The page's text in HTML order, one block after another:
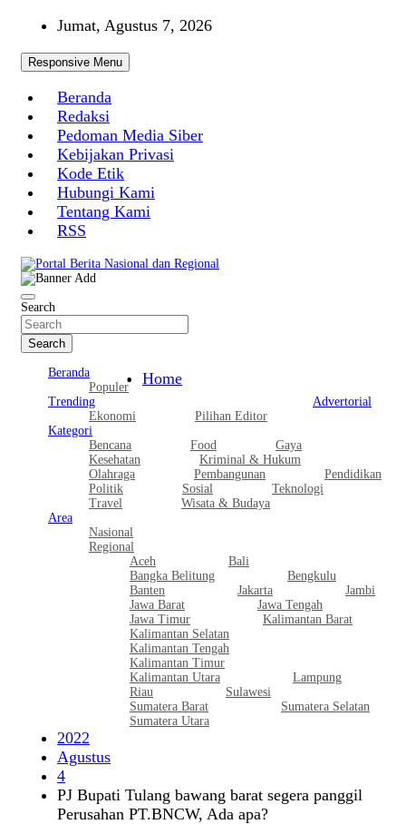
content
Jumat, Agustus 7, 2026
Responsive Menu
Beranda
Redaksi
Pedoman Media Siber
Kebijakan Privasi
Kode Etik
Hubungi Kami
Tentang Kami
RSS
Portal Berita Nasional dan Regional
Search
Search
Beranda
Populer
Trending
Ekonomi
Pilihan Editor
Advertorial
Kategori
Bencana
Food
Gaya
Kesehatan
Kriminal & Hukum
Olahraga
Pembangunan
Pendidikan
Politik
Sosial
Teknologi
Travel
Wisata & Budaya
Area
Nasional
Regional
Aceh
Bali
Bangka Belitung
Bengkulu
Banten
Jakarta
Jambi
Jawa Barat
Jawa Tengah
Jawa Timur
Kalimantan Barat
Kalimantan Selatan
Kalimantan Tengah
Kalimantan Timur
Kalimantan Utara
Lampung
Riau
Sulawesi
Sumatera Barat
Sumatera Selatan
Sumatera Utara
Home
2022
Agustus
4
PJ Bupati Tulang bawang barat segera panggil
Perusahan PT.BNCW, Ada apa?